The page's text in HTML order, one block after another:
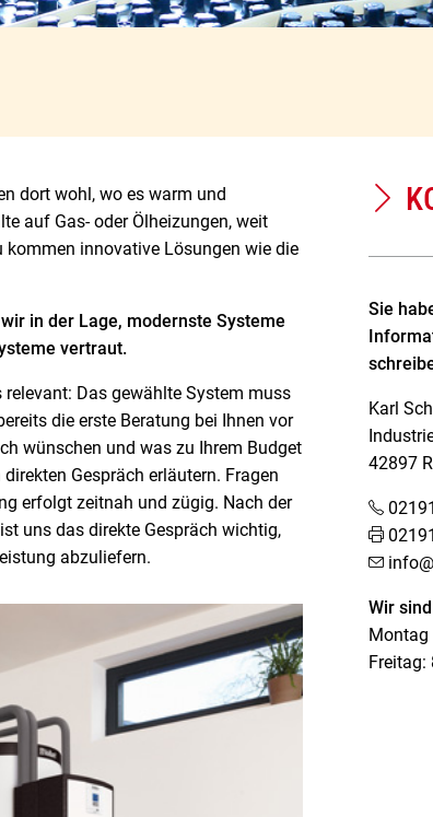
dort wohl, wo es warm und
auf Gas- oder Ölheizungen, weit
innovative Lösungen wie die
in der Lage, modernste Systeme
vertraut.
Das gewählte System muss
die erste Beratung bei Ihnen vor
wünschen und was zu Ihrem Budget
Gespräch erläutern. Fragen
erfolgt zeitnah und zügig. Nach der
uns das direkte Gespräch wichtig,
abzuliefern.
Sie
Karl
42897
Wir
Freitag: